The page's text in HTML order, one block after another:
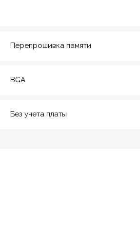
Перепрошивка памяти
BGA
Без учета платы